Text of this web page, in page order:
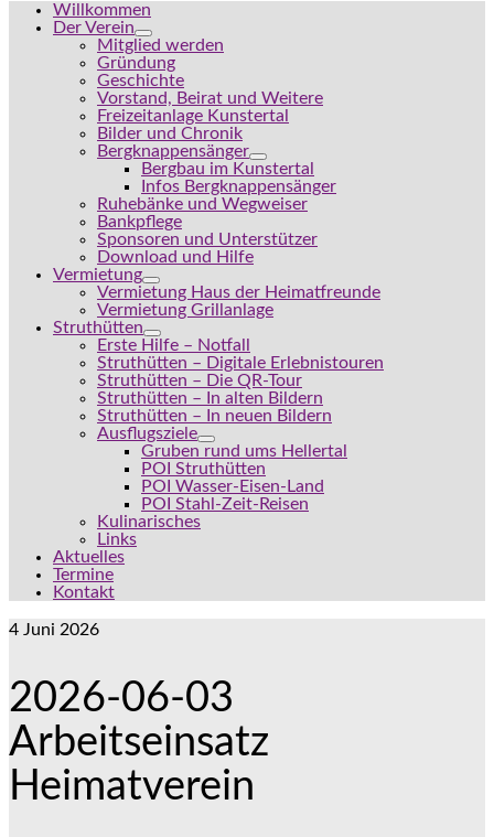
Willkommen
Der Verein
Mitglied werden
Gründung
Geschichte
Vorstand, Beirat und Weitere
Freizeitanlage Kunstertal
Bilder und Chronik
Bergknappensänger
Bergbau im Kunstertal
Infos Bergknappensänger
Ruhebänke und Wegweiser
Bankpflege
Sponsoren und Unterstützer
Download und Hilfe
Vermietung
Vermietung Haus der Heimatfreunde
Vermietung Grillanlage
Struthütten
Erste Hilfe – Notfall
Struthütten – Digitale Erlebnistouren
Struthütten – Die QR-Tour
Struthütten – In alten Bildern
Struthütten – In neuen Bildern
Ausflugsziele
Gruben rund ums Hellertal
POI Struthütten
POI Wasser-Eisen-Land
POI Stahl-Zeit-Reisen
Kulinarisches
Links
Aktuelles
Termine
Kontakt
4 Juni 2026
2026-06-03
Arbeitseinsatz
Heimatverein